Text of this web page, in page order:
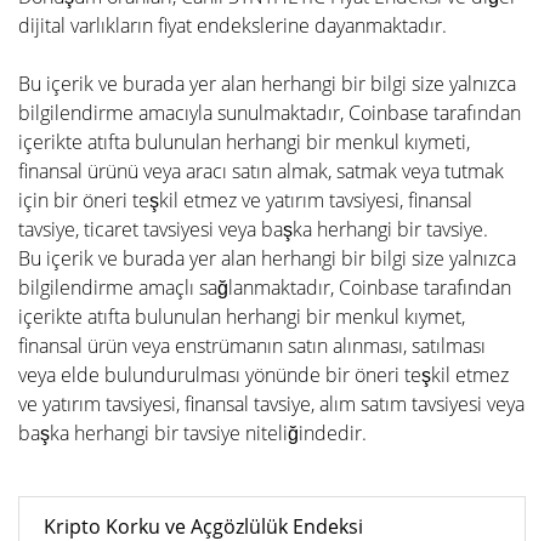
dijital varlıkların fiyat endekslerine dayanmaktadır.
Bu içerik ve burada yer alan herhangi bir bilgi size yalnızca
bilgilendirme amacıyla sunulmaktadır, Coinbase tarafından
içerikte atıfta bulunulan herhangi bir menkul kıymeti,
finansal ürünü veya aracı satın almak, satmak veya tutmak
için bir öneri teşkil etmez ve yatırım tavsiyesi, finansal
tavsiye, ticaret tavsiyesi veya başka herhangi bir tavsiye.
Bu içerik ve burada yer alan herhangi bir bilgi size yalnızca
bilgilendirme amaçlı sağlanmaktadır, Coinbase tarafından
içerikte atıfta bulunulan herhangi bir menkul kıymet,
finansal ürün veya enstrümanın satın alınması, satılması
veya elde bulundurulması yönünde bir öneri teşkil etmez
ve yatırım tavsiyesi, finansal tavsiye, alım satım tavsiyesi veya
başka herhangi bir tavsiye niteliğindedir.
Kripto Korku ve Açgözlülük Endeksi